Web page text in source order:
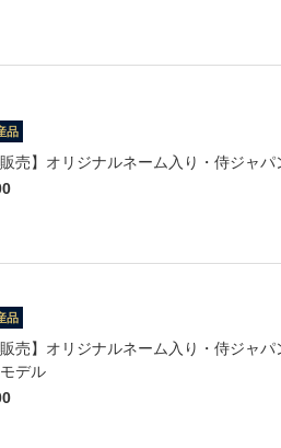
品
販売】オリジナルネーム入り・侍ジャ
品
販売】オリジナルネーム入り・侍ジャ
デル